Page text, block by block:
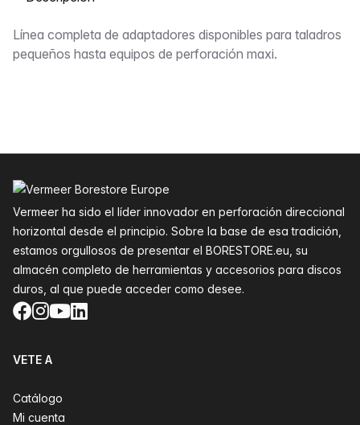
Descripción
Línea completa de adaptadores disponibles para taladros
pequeños hasta equipos de perforación maxi.
Vermeer ha sido el líder innovador en perforación direccional
horizontal desde el principio. Sobre la base de esa tradición,
estamos orgullosos de presentar el BORESTORE.eu, su
almacén completo de herramientas y accesorios para discos
duros, al que puede acceder como desee.
Facebook
Instagram
YouTube
LinkedIn
VETE A
Catálogo
Mi cuenta